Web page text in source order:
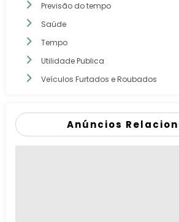
Previsão do tempo
Saúde
Tempo
Utilidade Publica
Veículos Furtados e Roubados
Anúncios